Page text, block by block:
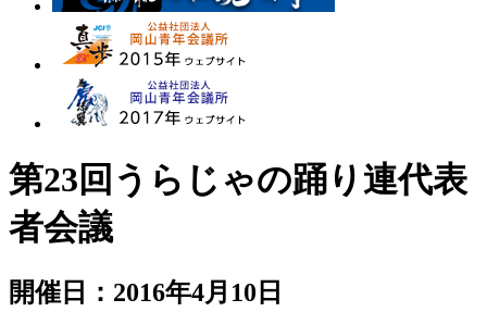
第23回うらじゃの踊り連代表
者会議
開催日：2016年4月10日